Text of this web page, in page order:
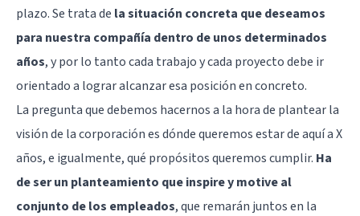
plazo. Se trata de la situación concreta que deseamos
para nuestra compañía dentro de unos determinados
años, y por lo tanto cada trabajo y cada proyecto debe ir
orientado a lograr alcanzar esa posición en concreto.
La pregunta que debemos hacernos a la hora de plantear la
visión de la corporación es dónde queremos estar de aquí a X
años, e igualmente, qué propósitos queremos cumplir. Ha
de ser un planteamiento que inspire y motive al
conjunto de los empleados, que remarán juntos en la